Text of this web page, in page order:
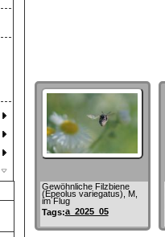
Gewöhnliche Filzbiene
(Epeolus variegatus), M,
im Flug
Tags:a_2025_05